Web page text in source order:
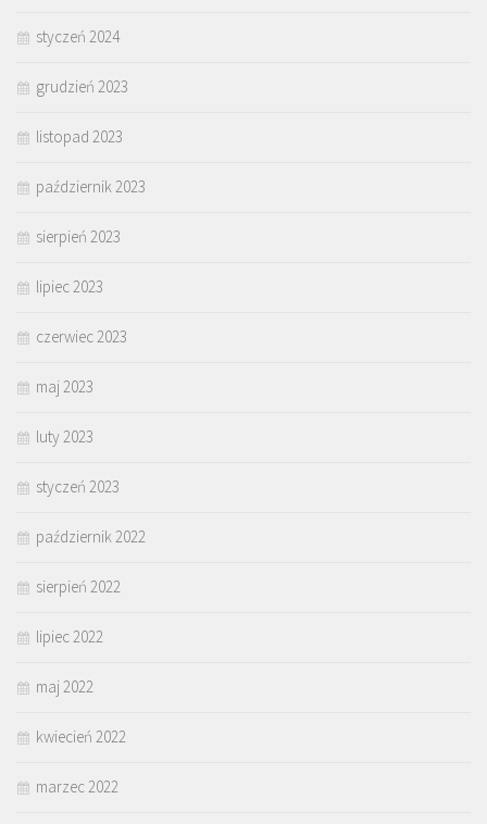
styczeń 2024
grudzień 2023
listopad 2023
październik 2023
sierpień 2023
lipiec 2023
czerwiec 2023
maj 2023
luty 2023
styczeń 2023
październik 2022
sierpień 2022
lipiec 2022
maj 2022
kwiecień 2022
marzec 2022